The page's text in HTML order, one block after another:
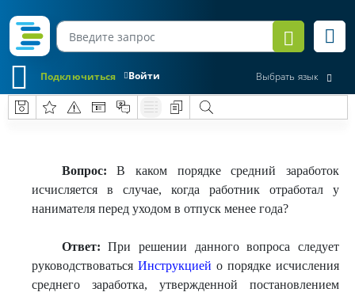
Войти
Подключиться Выбрать язык
Вопрос: В каком порядке средний заработок
исчисляется в случае, когда работник отработал у
нанимателя перед уходом в отпуск менее года?
Ответ: При решении данного вопроса следует
руководствоваться Инструкцией о порядке исчисления
среднего заработка, утвержденной постановлением